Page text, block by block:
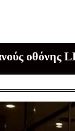
οθόνης